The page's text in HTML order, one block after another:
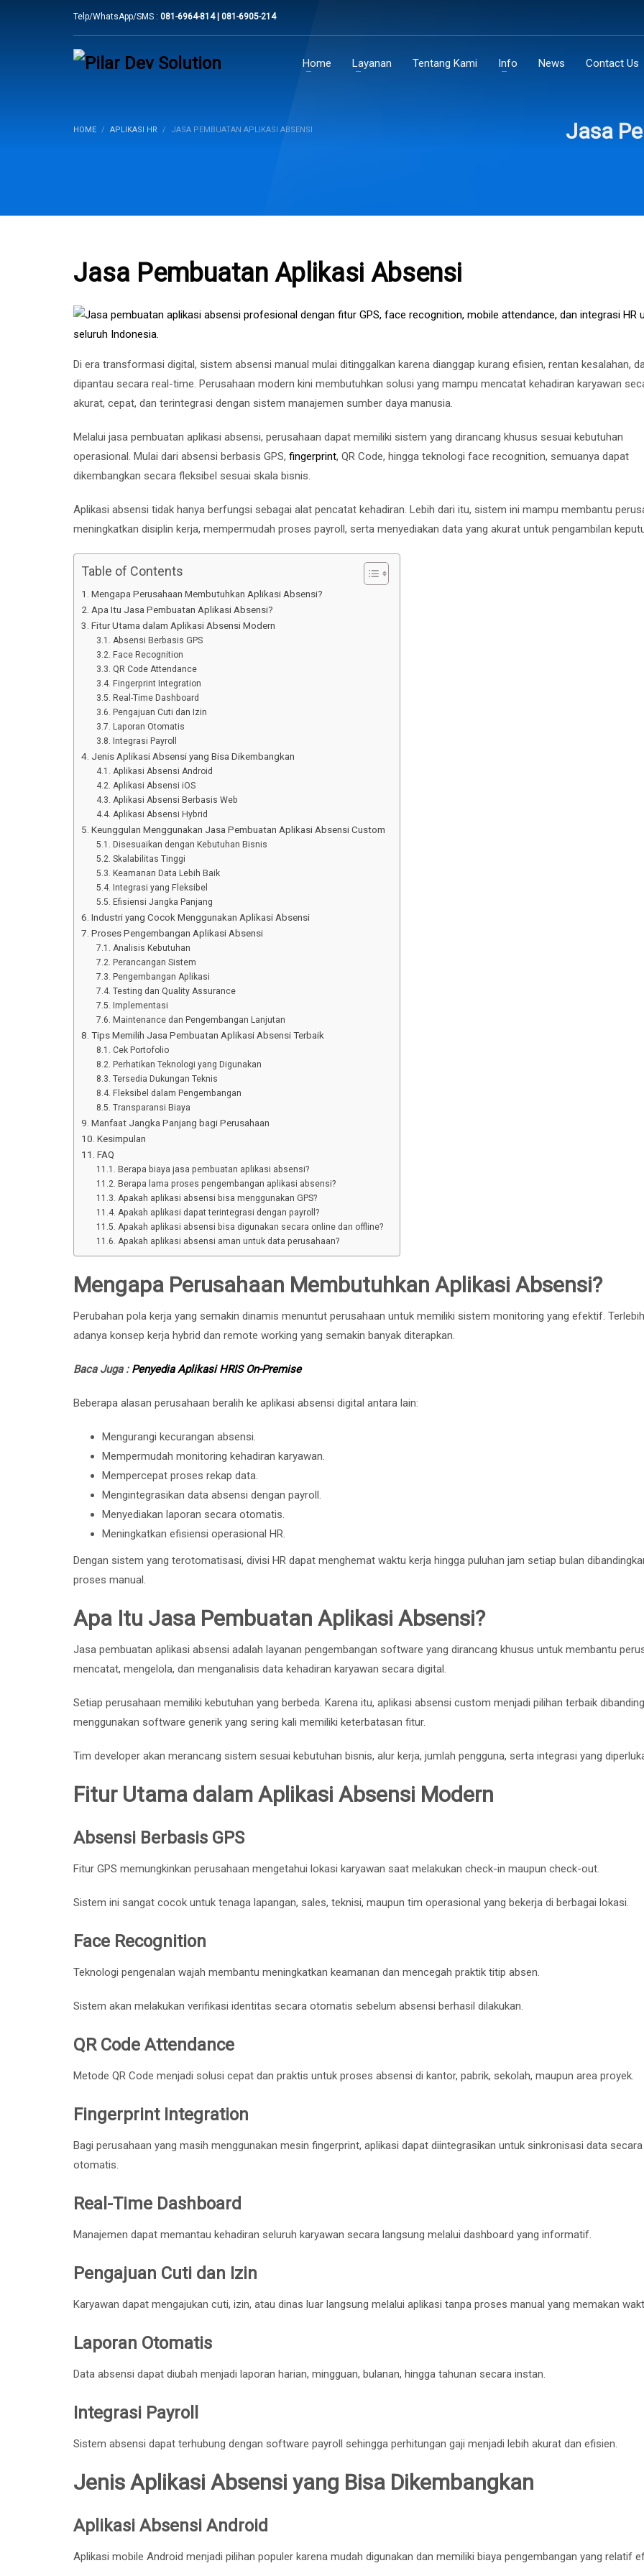
Telp/WhatsApp/SMS : 081-6964-814 | 081-6905-214
Home Layanan Tentang Kami Info News Contact Us
HOME APLIKASI HR JASA PEMBUATAN APLIKASI ABSENSI Jasa
Jasa Pembuatan Aplikasi Absensi
Di era transformasi digital, sistem absensi manual mulai ditinggalkan karena dianggap kurang efisien, rentan kesalahan,
dipantau secara real-time. Perusahaan modern kini membutuhkan solusi yang mampu mencatat kehadiran karyawan
akurat, cepat, dan terintegrasi dengan sistem manajemen sumber daya manusia.
Melalui jasa pembuatan aplikasi absensi, perusahaan dapat memiliki sistem yang dirancang khusus sesuai kebutuhan
operasional. Mulai dari absensi berbasis GPS, fingerprint, QR Code, hingga teknologi face recognition, semuanya dapat
dikembangkan secara fleksibel sesuai skala bisnis.
Aplikasi absensi tidak hanya berfungsi sebagai alat pencatat kehadiran. Lebih dari itu, sistem ini mampu membantu
meningkatkan disiplin kerja, mempermudah proses payroll, serta menyediakan data yang akurat untuk pengambilan
Table of Contents
Mengapa Perusahaan Membutuhkan Aplikasi Absensi?
Apa Itu Jasa Pembuatan Aplikasi Absensi?
Fitur Utama dalam Aplikasi Absensi Modern
Absensi Berbasis GPS
Face Recognition
QR Code Attendance
Fingerprint Integration
Real-Time Dashboard
Pengajuan Cuti dan Izin
Laporan Otomatis
Integrasi Payroll
Jenis Aplikasi Absensi yang Bisa Dikembangkan
Aplikasi Absensi Android
Aplikasi Absensi iOS
Aplikasi Absensi Berbasis Web
Aplikasi Absensi Hybrid
Keunggulan Menggunakan Jasa Pembuatan Aplikasi Absensi Custom
Disesuaikan dengan Kebutuhan Bisnis
Skalabilitas Tinggi
Keamanan Data Lebih Baik
Integrasi yang Fleksibel
Efisiensi Jangka Panjang
Industri yang Cocok Menggunakan Aplikasi Absensi
Proses Pengembangan Aplikasi Absensi
Analisis Kebutuhan
Perancangan Sistem
Pengembangan Aplikasi
Testing dan Quality Assurance
Implementasi
Maintenance dan Pengembangan Lanjutan
Tips Memilih Jasa Pembuatan Aplikasi Absensi Terbaik
Cek Portofolio
Perhatikan Teknologi yang Digunakan
Tersedia Dukungan Teknis
Fleksibel dalam Pengembangan
Transparansi Biaya
Manfaat Jangka Panjang bagi Perusahaan
Kesimpulan
FAQ
Berapa biaya jasa pembuatan aplikasi absensi?
Berapa lama proses pengembangan aplikasi absensi?
Apakah aplikasi absensi bisa menggunakan GPS?
Apakah aplikasi dapat terintegrasi dengan payroll?
Apakah aplikasi absensi bisa digunakan secara online dan offline?
Apakah aplikasi absensi aman untuk data perusahaan?
Mengapa Perusahaan Membutuhkan Aplikasi Absensi?
Perubahan pola kerja yang semakin dinamis menuntut perusahaan untuk memiliki sistem monitoring yang efektif.
adanya konsep kerja hybrid dan remote working yang semakin banyak diterapkan.
Baca Juga : Penyedia Aplikasi HRIS On-Premise
Beberapa alasan perusahaan beralih ke aplikasi absensi digital antara lain:
Mengurangi kecurangan absensi.
Mempermudah monitoring kehadiran karyawan.
Mempercepat proses rekap data.
Mengintegrasikan data absensi dengan payroll.
Menyediakan laporan secara otomatis.
Meningkatkan efisiensi operasional HR.
Dengan sistem yang terotomatisasi, divisi HR dapat menghemat waktu kerja hingga puluhan jam setiap bulan
proses manual.
Apa Itu Jasa Pembuatan Aplikasi Absensi?
Jasa pembuatan aplikasi absensi adalah layanan pengembangan software yang dirancang khusus untuk membantu
mencatat, mengelola, dan menganalisis data kehadiran karyawan secara digital.
Setiap perusahaan memiliki kebutuhan yang berbeda. Karena itu, aplikasi absensi custom menjadi pilihan terbaik
menggunakan software generik yang sering kali memiliki keterbatasan fitur.
Tim developer akan merancang sistem sesuai kebutuhan bisnis, alur kerja, jumlah pengguna, serta integrasi yang
Fitur Utama dalam Aplikasi Absensi Modern
Absensi Berbasis GPS
Fitur GPS memungkinkan perusahaan mengetahui lokasi karyawan saat melakukan check-in maupun check-out.
Sistem ini sangat cocok untuk tenaga lapangan, sales, teknisi, maupun tim operasional yang bekerja di berbagai lokasi.
Face Recognition
Teknologi pengenalan wajah membantu meningkatkan keamanan dan mencegah praktik titip absen.
Sistem akan melakukan verifikasi identitas secara otomatis sebelum absensi berhasil dilakukan.
QR Code Attendance
Metode QR Code menjadi solusi cepat dan praktis untuk proses absensi di kantor, pabrik, sekolah, maupun area proyek.
Fingerprint Integration
Bagi perusahaan yang masih menggunakan mesin fingerprint, aplikasi dapat diintegrasikan untuk sinkronisasi data secara
otomatis.
Real-Time Dashboard
Manajemen dapat memantau kehadiran seluruh karyawan secara langsung melalui dashboard yang informatif.
Pengajuan Cuti dan Izin
Karyawan dapat mengajukan cuti, izin, atau dinas luar langsung melalui aplikasi tanpa proses manual yang memakan
Laporan Otomatis
Data absensi dapat diubah menjadi laporan harian, mingguan, bulanan, hingga tahunan secara instan.
Integrasi Payroll
Sistem absensi dapat terhubung dengan software payroll sehingga perhitungan gaji menjadi lebih akurat dan efisien.
Jenis Aplikasi Absensi yang Bisa Dikembangkan
Aplikasi Absensi Android
Aplikasi mobile Android menjadi pilihan populer karena mudah digunakan dan memiliki biaya pengembangan yang relatif